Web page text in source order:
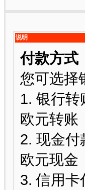
说明
付款方式
您可选择
1. 银行转
欧元转账
2. 现金付
欧元现金
3. 信用卡